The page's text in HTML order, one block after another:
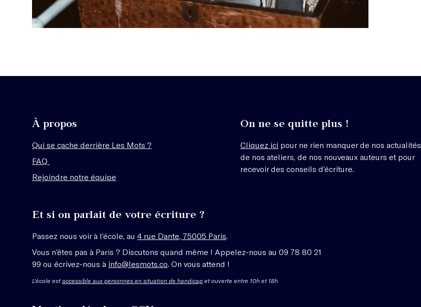
À propos
Qui se cache derrière Les Mots ?
FAQ
Rejoindre notre équipe
On ne se quitte plus !
Cliquez ici pour ne rien manquer de nos actualités,
de nos ateliers, de nos nouveaux auteurs et pour
recevoir des conseils d’écriture.
Et si on parlait de votre écriture ?
Passez nous voir à l’école, au 4 rue Dante, 75005 Paris
Vous n’êtes pas à Paris ? Discutons quand même ! Appelez-nous au 09 78 80 21
99 ou écrivez-nous à info@lesmots.co . On vous attend !
L'école estaccessible aux personnes en situation de handicap et ouverte entre 10h et 18h.